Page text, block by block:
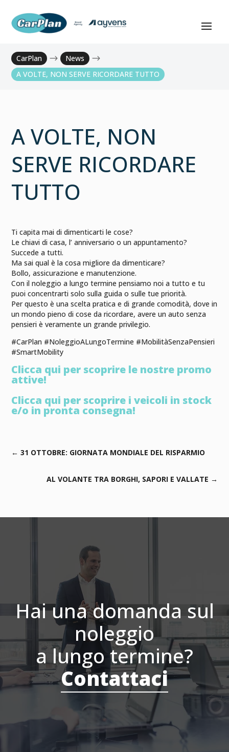
CarPlan $ News $
A VOLTE, NON SERVE RICORDARE TUTTO
A VOLTE, NON
SERVE RICORDARE
TUTTO
Ti capita mai di dimenticarti le cose?
Le chiavi di casa, l’ anniversario o un appuntamento?
Succede a tutti.
Ma sai qual è la cosa migliore da dimenticare?
Bollo, assicurazione e manutenzione.
Con il noleggio a lungo termine pensiamo noi a tutto e tu
puoi concentrarti solo sulla guida o sulle tue priorità.
Per questo è una scelta pratica e di grande comodità, dove in
un mondo pieno di cose da ricordare, avere un auto senza
pensieri è veramente un grande privilegio.
#CarPlan #NoleggioALungoTermine #MobilitàSenzaPensieri
#SmartMobility
Clicca qui per scoprire le nostre promo
attive!
Clicca qui per scoprire i veicoli in stock
e/o in pronta consegna!
←31 OTTOBRE: GIORNATA MONDIALE DEL RISPARMIO
AL VOLANTE TRA BORGHI, SAPORI E VALLATE →
Hai una domanda sul
noleggio
a lungo termine?
Contattaci